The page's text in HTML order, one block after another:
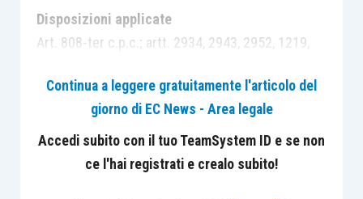
Disposizioni applicate
Art. 808-ter c.p.c.; artt. 2934, 2943, 2952, 1219,
Massima:“La perizia contrattuale assume natura di
arbitrato irrituale solo quando le parti abbiano
espressamente previsto una definitiva rinuncia
Continua a leggere gratuitamente l'articolo del
giorno di EC News - Area legale
Accedi subito con il tuo TeamSystem ID e se non
ce l'hai registrati e crealo subito!